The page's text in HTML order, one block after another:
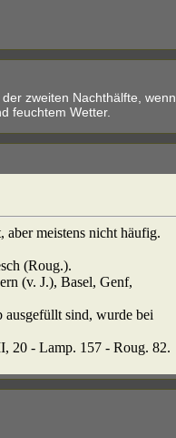
zweiten Nachthälfte, wenn
feuchtem Wetter.
meistens nicht häufig.
(Roug.).
(v. J.), Basel, Genf,
sind, wurde bei
20 - Lamp. 157 - Roug. 82.